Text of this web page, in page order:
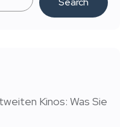
Kinos: Was Sie